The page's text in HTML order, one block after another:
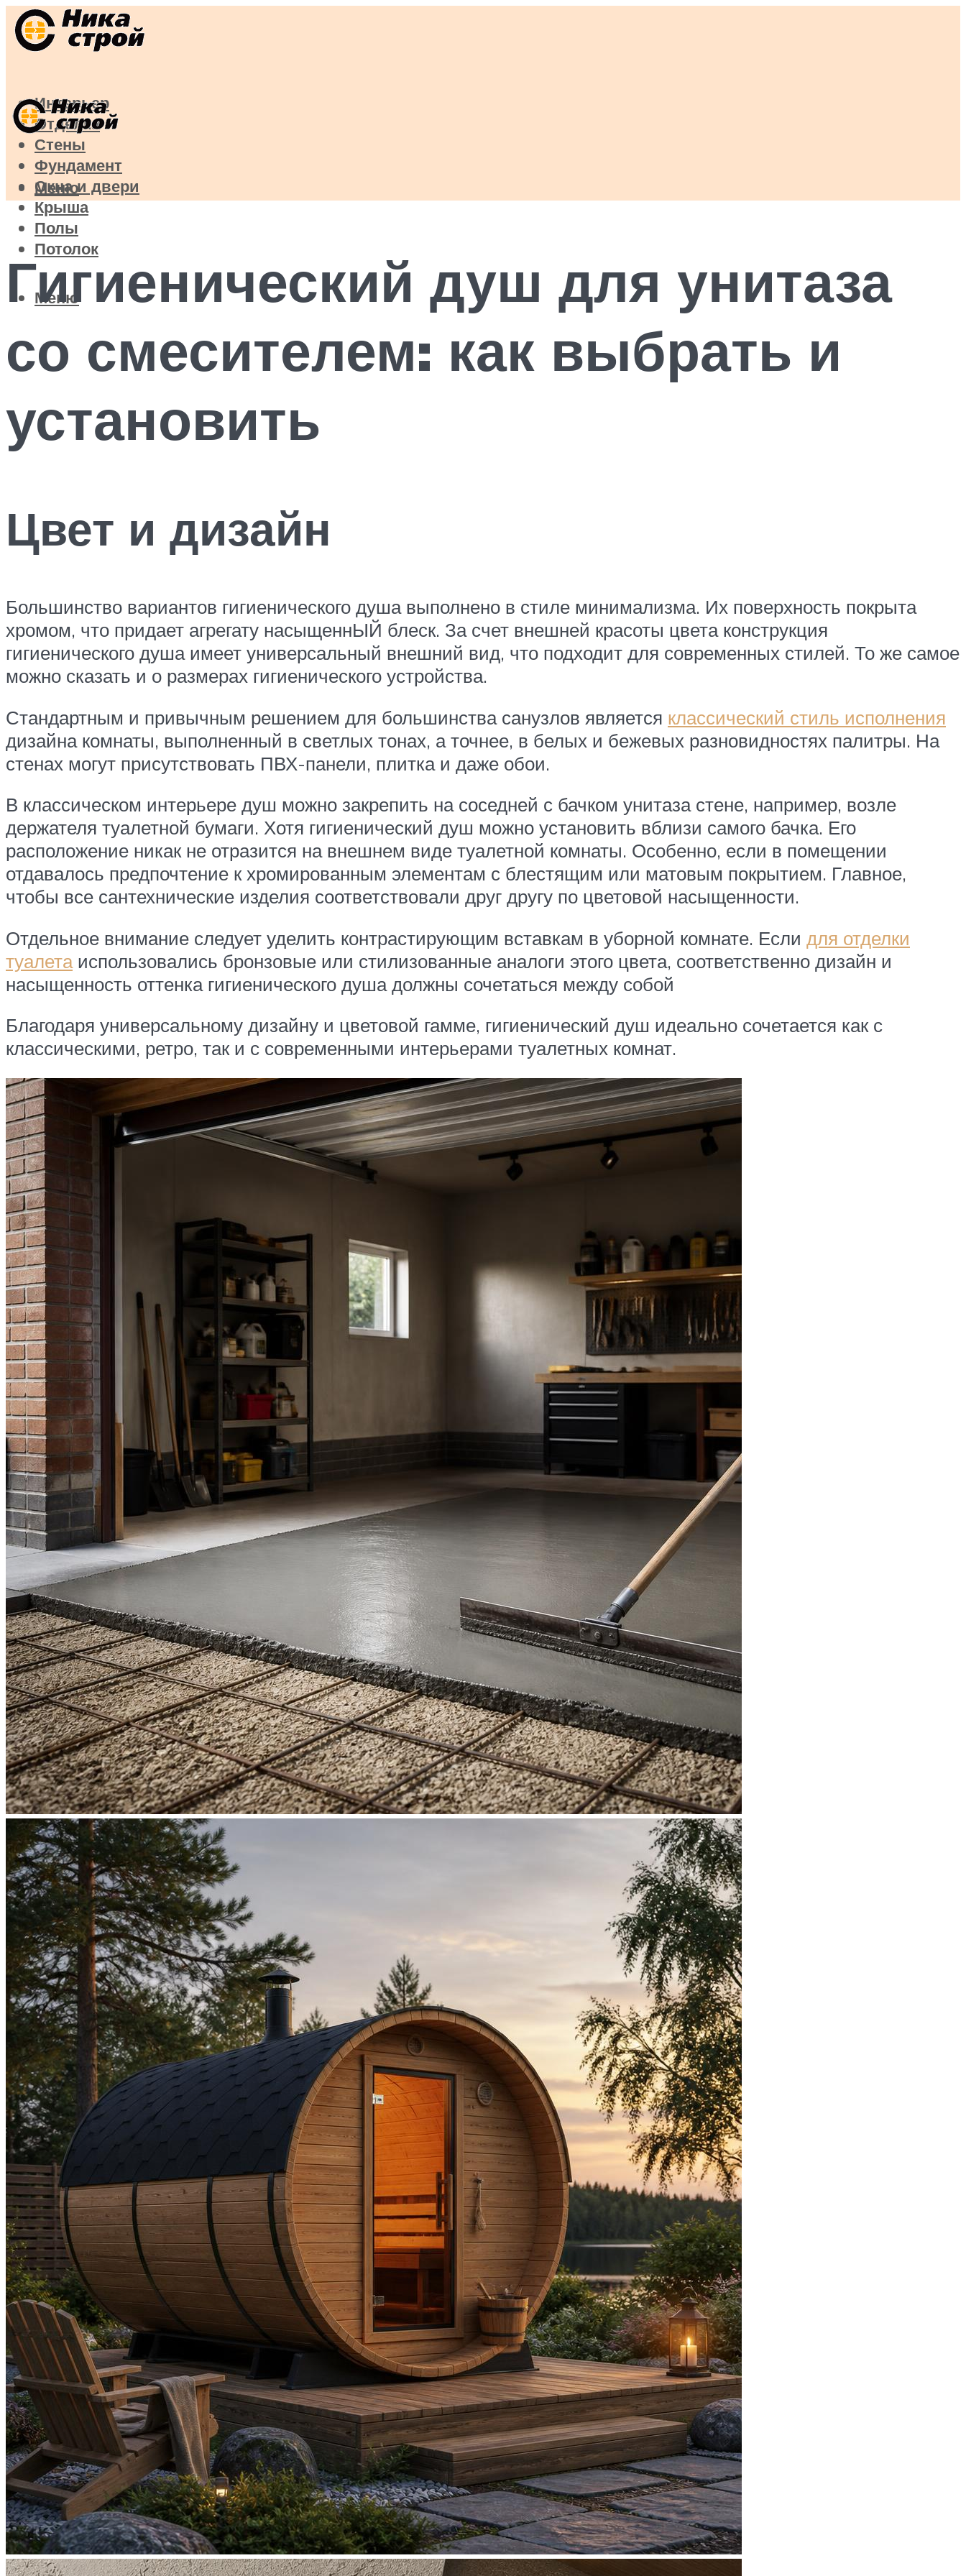
Интерьер
Отделка
Стены
Фундамент
Окна и двери
Крыша
Полы
Потолок
Меню
Меню
Гигиенический душ для унитаза
со смесителем: как выбрать и
установить
Цвет и дизайн
Большинство вариантов гигиенического душа выполнено в стиле минимализма. Их поверхность покрыта
хромом, что придает агрегату насыщеннЫЙ блеск. За счет внешней красоты цвета конструкция
гигиенического душа имеет универсальный внешний вид, что подходит для современных стилей. То же самое
можно сказать и о размерах гигиенического устройства.
Стандартным и привычным решением для большинства санузлов является классический стиль исполнения
дизайна комнаты, выполненный в светлых тонах, а точнее, в белых и бежевых разновидностях палитры. На
стенах могут присутствовать ПВХ-панели, плитка и даже обои.
В классическом интерьере душ можно закрепить на соседней с бачком унитаза стене, например, возле
держателя туалетной бумаги. Хотя гигиенический душ можно установить вблизи самого бачка. Его
расположение никак не отразится на внешнем виде туалетной комнаты. Особенно, если в помещении
отдавалось предпочтение к хромированным элементам с блестящим или матовым покрытием. Главное,
чтобы все сантехнические изделия соответствовали друг другу по цветовой насыщенности.
Отдельное внимание следует уделить контрастирующим вставкам в уборной комнате. Если для отделки
туалетаиспользовались бронзовые или стилизованные аналоги этого цвета, соответственно дизайн и
насыщенность оттенка гигиенического душа должны сочетаться между собой
Благодаря универсальному дизайну и цветовой гамме, гигиенический душ идеально сочетается как с
классическими, ретро, так и с современными интерьерами туалетных комнат.